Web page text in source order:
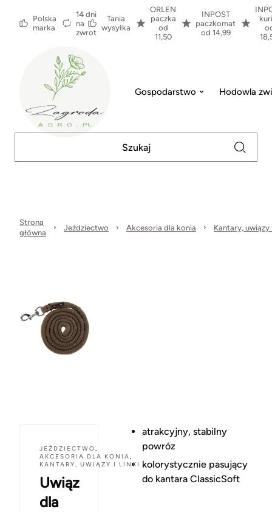
Polska
marka
14 dni
na
zwrot
Tania
wysyłka
ORLEN
paczka
od
11,50
INPOST
paczkomat
od 14,99
Gospodarstwo Hodowla
Strona
główna
Jeździectwo Akcesoria dla konia Kantary, uwiązy
JEŹDZIECTWO,
AKCESORIA DLA KONIA,
KANTARY, UWIĄZY I LINKI
Uwiąz
dla
atrakcyjny, stabilny
powróz
kolorystycznie pasujący
do kantara ClassicSoft